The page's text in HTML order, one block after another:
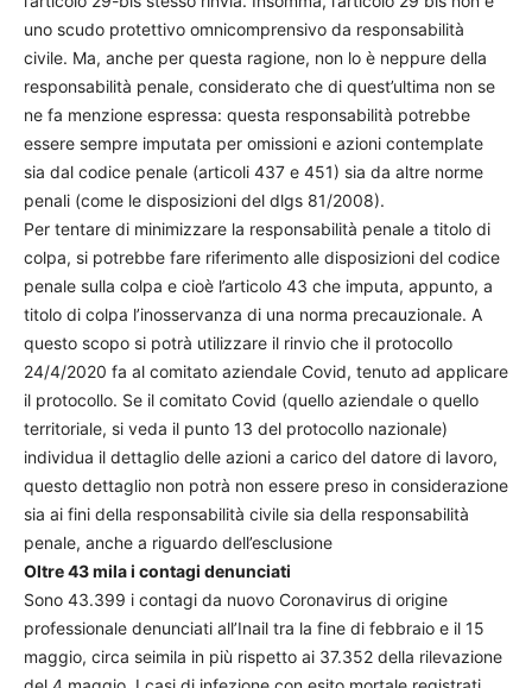
uno scudo protettivo omnicomprensivo da responsabilità
civile. Ma, anche per questa ragione, non lo è neppure della
responsabilità penale, considerato che di quest’ultima non se
ne fa menzione espressa: questa responsabilità potrebbe
essere sempre imputata per omissioni e azioni contemplate
sia dal codice penale (articoli 437 e 451) sia da altre norme
penali (come le disposizioni del dlgs 81/2008).
Per tentare di minimizzare la responsabilità penale a titolo di
colpa, si potrebbe fare riferimento alle disposizioni del codice
penale sulla colpa e cioè l’articolo 43 che imputa, appunto, a
titolo di colpa l’inosservanza di una norma precauzionale. A
questo scopo si potrà utilizzare il rinvio che il protocollo
24/4/2020 fa al comitato aziendale Covid, tenuto ad applicare
il protocollo. Se il comitato Covid (quello aziendale o quello
territoriale, si veda il punto 13 del protocollo nazionale)
individua il dettaglio delle azioni a carico del datore di lavoro,
questo dettaglio non potrà non essere preso in considerazione
sia ai fini della responsabilità civile sia della responsabilità
penale, anche a riguardo dell’esclusione
Oltre 43 mila i contagi denunciati
Sono 43.399 i contagi da nuovo Coronavirus di origine
professionale denunciati all’Inail tra la fine di febbraio e il 15
maggio, circa seimila in più rispetto ai 37.352 della rilevazione